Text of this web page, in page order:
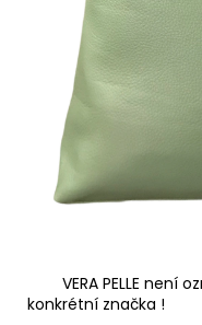
VERA PELLE není
konkrétní značka !